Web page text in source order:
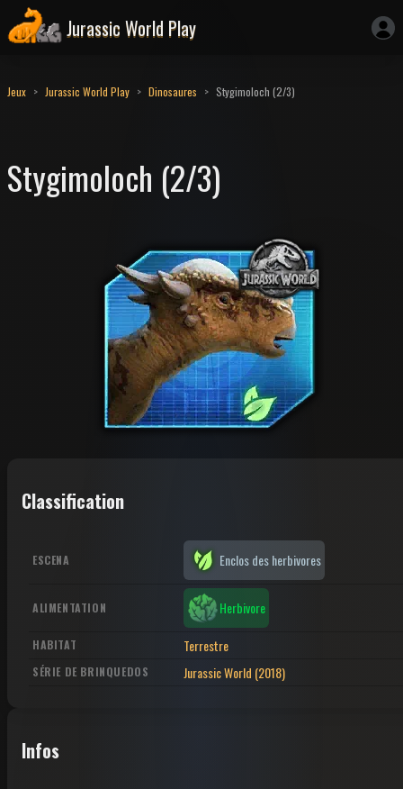
Jurassic World Play
Jeux Jurassic World Play Dinosaures Stygimoloch (2/3)
Stygimoloch (2/3)
Classification
ESCENA Enclos des herbivores
ALIMENTATION Herbivore
HABITAT Terrestre
SÉRIE DE BRINQUEDOS Jurassic World (2018)
Infos